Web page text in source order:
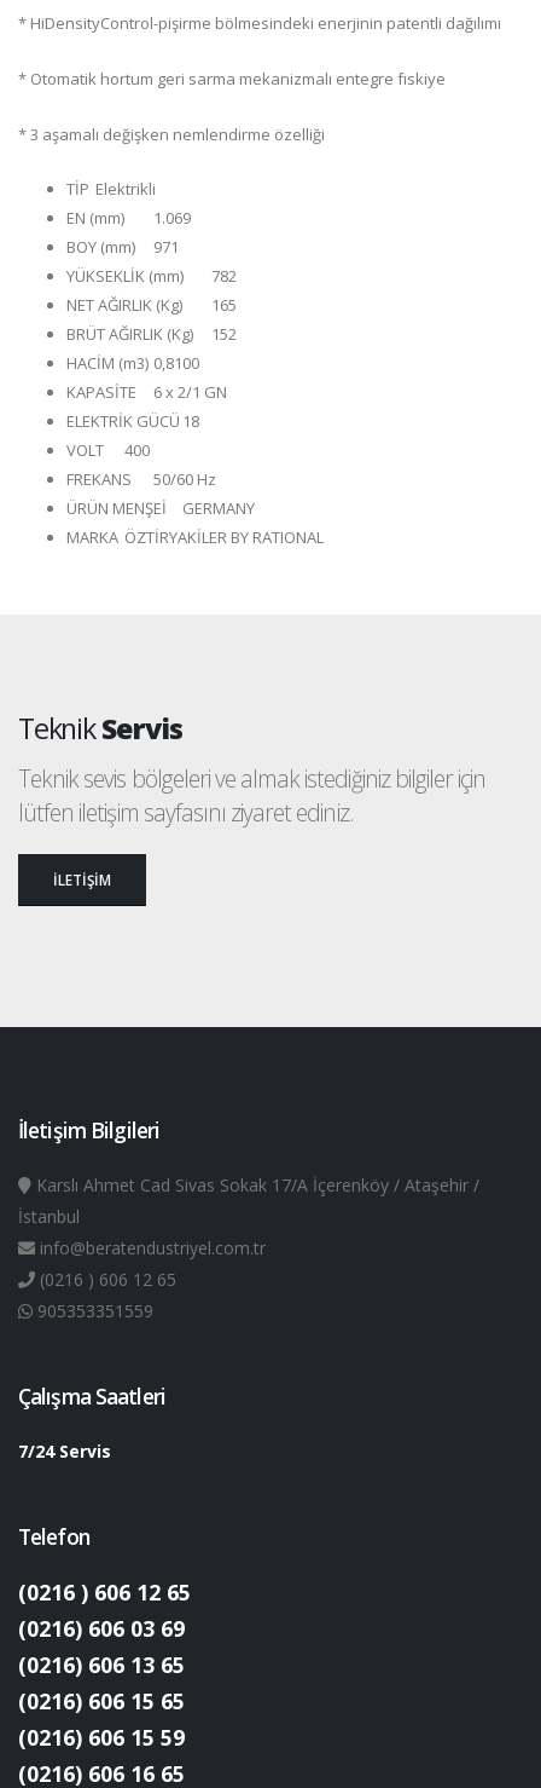
* HiDensityControl-pişirme bölmesindeki enerjinin patentli dağılımı
* Otomatik hortum geri sarma mekanizmalı entegre fıskiye
* 3 aşamalı değişken nemlendirme özelliği
TİP Elektrikli
EN (mm)
1.069
BOY (mm)
971
YÜKSEKLİK (mm)
782
NET AĞIRLIK (Kg)
165
BRÜT AĞIRLIK (Kg)
152
HACİM (m3) 0,8100
KAPASİTE
6 x 2/1 GN
ELEKTRİK GÜCÜ 18
VOLT
400
FREKANS
50/60 Hz
ÜRÜN MENŞEİ
GERMANY
MARKA ÖZTİRYAKİLER BY RATIONAL
TeknikServis
Teknik sevis bölgeleri ve almak istediğiniz bilgiler için
lütfen iletişim sayfasını ziyaret ediniz.
İLETİŞİM
İletişim Bilgileri
Karslı Ahmet Cad Sivas Sokak 17/A İçerenköy / Ataşehir /
İstanbul
info@beratendustriyel.com.tr
(0216 ) 606 12 65
905353351559
Çalışma Saatleri
7/24 Servis
Telefon
(0216 ) 606 12 65
(0216) 606 03 69
(0216) 606 13 65
(0216) 606 15 65
(0216) 606 15 59
(0216) 606 16 65